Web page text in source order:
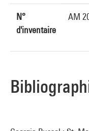
N°
d'inventaire
AM